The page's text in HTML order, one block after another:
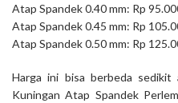
Atap Spandek 0.40 mm: Rp
Atap Spandek 0.45 mm: Rp
Atap Spandek 0.50 mm: Rp
Harga ini bisa berbeda
Kuningan Atap Spandek